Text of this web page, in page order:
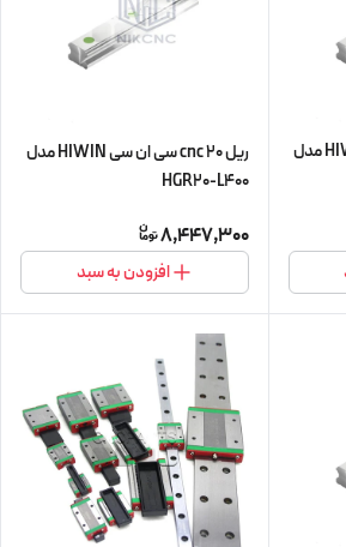
ریل 20 cnc سی ان سی HIWIN مدل
ریل 20 cnc سی ان سی HIWIN مدل
HGR20-L400
8,447,300
افزودن به سبد